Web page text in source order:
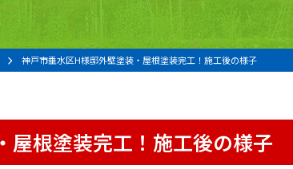
神戸市垂水区H様邸外壁塗装・屋根塗装完工！施工後の様子
屋根塗装完工！施工後の様子